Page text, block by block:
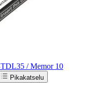
/ Memor 10
Pikakatselu